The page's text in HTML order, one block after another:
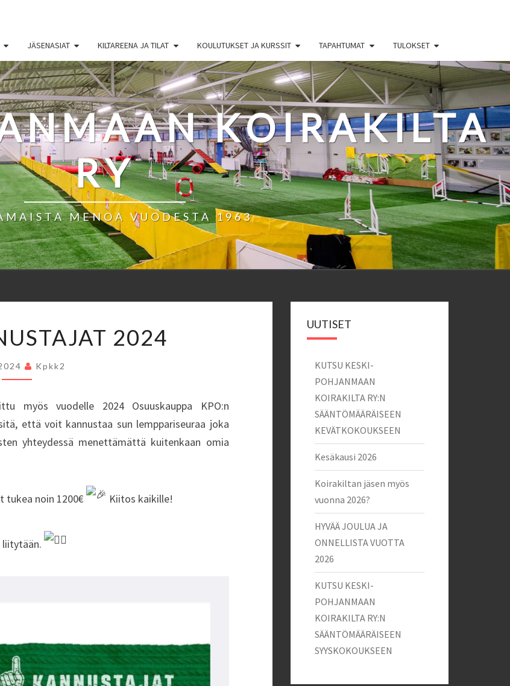
JÄSENASIAT KILTAREENA JA TILAT KOULUTUKSET JA KURSSIT TAPAHTUMAT TULOKSET
KOIRAKILTA
RY
MENOA VUODESTA 1963
KANNUSTAJAT
2024
Kpkk2
myös vuodelle 2024 Osuuskauppa KPO:n
että voit kannustaa sun lemppariseuraa joka
yhteydessä menettämättä kuitenkaan omia
tukea noin 1200€ Kiitos kaikille!
liitytään.
UUTISET
KUTSU KESKI-
POHJANMAAN
KOIRAKILTA RY:N
SÄÄNTÖMÄÄRÄISEEN
KEVÄTKOKOUKSEEN
Kesäkausi 2026
Koirakiltan jäsen myös
vuonna 2026?
HYVÄÄ JOULUA JA
ONNELLISTA VUOTTA
2026
KUTSU KESKI-
POHJANMAAN
KOIRAKILTA RY:N
SÄÄNTÖMÄÄRÄISEEN
SYYSKOKOUKSEEN